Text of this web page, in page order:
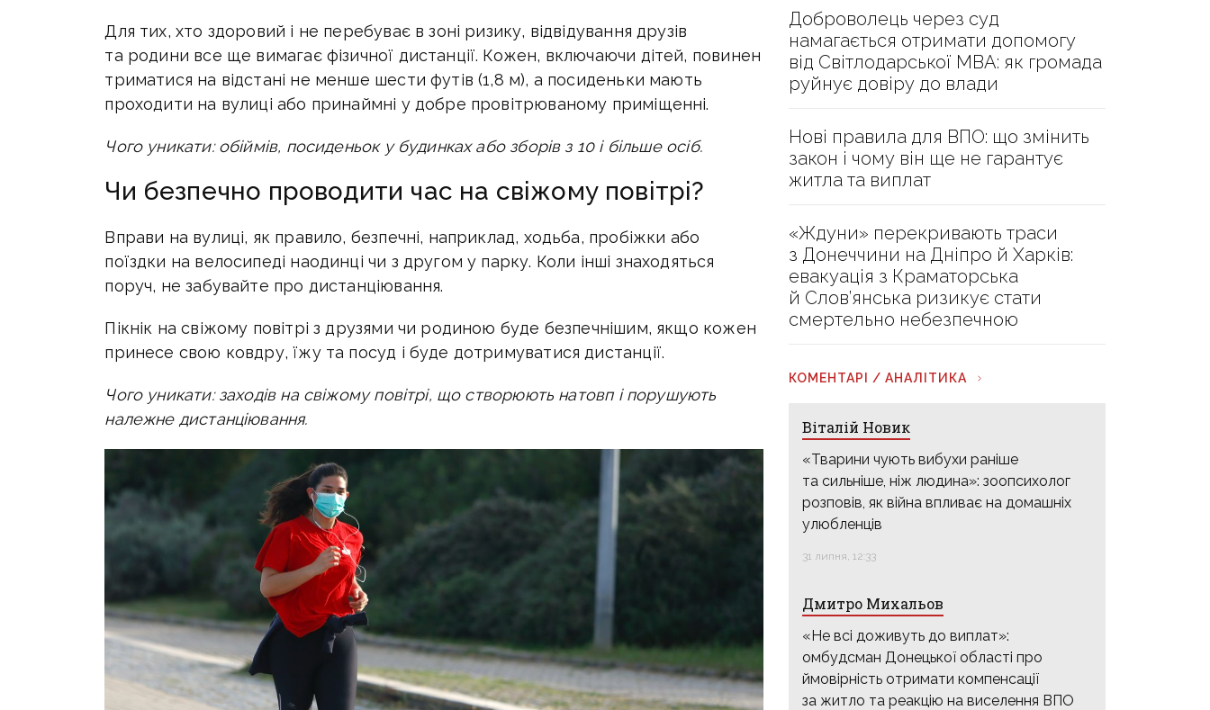
Для тих, хто здоровий і не перебуває в зоні ризику, відвідування друзів
та родини все ще вимагає фізичної дистанції. Кожен, включаючи дітей, повинен
триматися на відстані не менше шести футів (1,8 м), а посиденьки мають
проходити на вулиці або принаймні у добре провітрюваному приміщенні.
Чого уникати: обіймів, посиденьок у будинках або зборів з 10 і більше осіб.
Чи безпечно проводити час на свіжому повітрі?
Вправи на вулиці, як правило, безпечні, наприклад, ходьба, пробіжки або
поїздки на велосипеді наодинці чи з другом у парку. Коли інші знаходяться
поруч, не забувайте про дистанціювання.
Пікнік на свіжому повітрі з друзями чи родиною буде безпечнішим, якщо кожен
принесе свою ковдру, їжу та посуд і буде дотримуватися дистанції.
Чого уникати: заходів на свіжому повітрі, що створюють натовп і порушують
належне дистанціювання.
Доброволець через суд
намагається отримати допомогу
від Світлодарської МВА: як громада
руйнує довіру до влади
Нові правила для ВПО: що змінить
закон і чому він ще не гарантує
житла та виплат
«Ждуни» перекривають траси
з Донеччини на Дніпро й Харків:
евакуація з Краматорська
й Слов’янська ризикує стати
смертельно небезпечною
КОМЕНТАРІ / АНАЛІТИКА
Віталій Новик
«Тварини чують вибухи раніше
та сильніше, ніж людина»: зоопсихолог
розповів, як війна впливає на домашніх
улюбленців
31 липня, 12:33
Дмитро Михальов
«Не всі доживуть до виплат»:
омбудсман Донецької області про
ймовірність отримати компенсації
за житло та реакцію на виселення ВПО